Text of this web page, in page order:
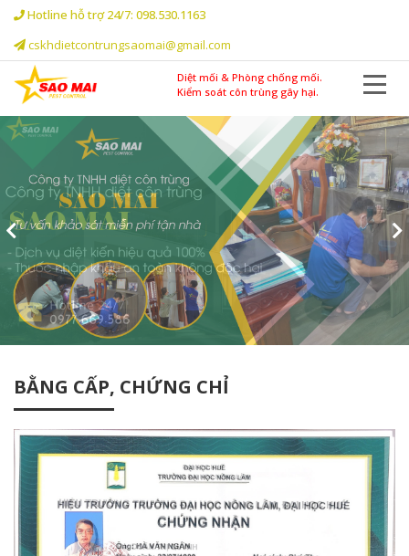
Hotline hỗ trợ 24/7: 098.530.1163
cskhdietcontrungsaomai@gmail.com
Diệt mối & Phòng chống mối.
Kiểm soát côn trùng gây hại.
BẰNG CẤP, CHỨNG CHỈ